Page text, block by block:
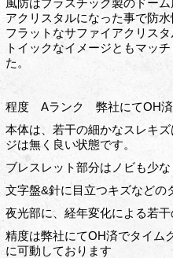
アクリスタルになった事で防
フラットなサファイアクリス
トイックなイメージともマッ
た。
程度 Aランク 弊社にてOH済
本体は、若干の細かなスレキ
ジは無く良い状態です。
ブレスレット部分はノビも少な
文字盤&針に目立つキズなどの
夜光部に、経年変化による若干
精度は弊社にてOH済でタイム
に可動しております